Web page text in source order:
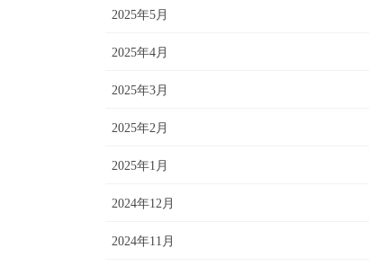
2025年5月
2025年4月
2025年3月
2025年2月
2025年1月
2024年12月
2024年11月